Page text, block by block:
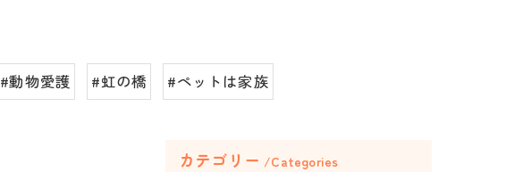
#動物愛護 #虹の橋 #ペットは家族
カテゴリー Categories